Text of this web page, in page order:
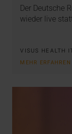
Der Deutsche
wieder live
VISUS HEALTH
MEHR ERFAHREN